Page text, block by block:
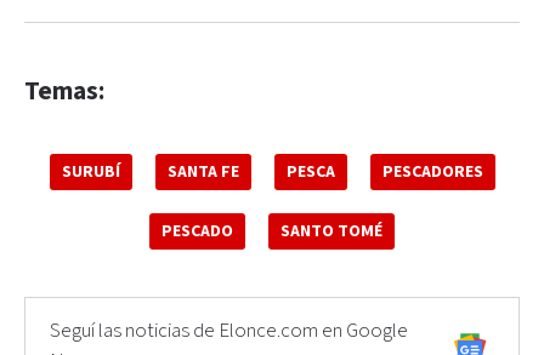
Temas:
SURUBÍ SANTA FE PESCA PESCADORES
PESCADO SANTO TOMÉ
Seguí las noticias de Elonce.com en Google